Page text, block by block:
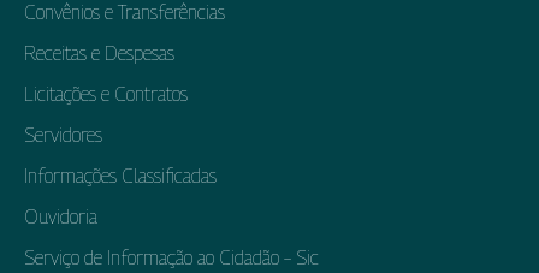
Convênios e Transferências
Receitas e Despesas
Licitações e Contratos
Servidores
Informações Classificadas
Ouvidoria
Serviço de Informação ao Cidadão – Sic